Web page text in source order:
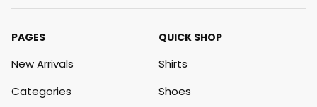
PAGES
New Arrivals
Categories
QUICK SHOP
Shirts
Shoes